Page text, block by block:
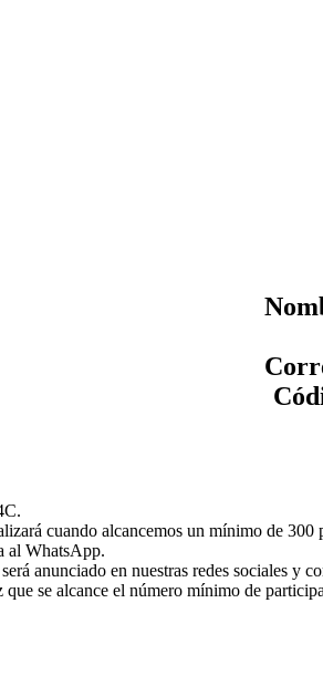
cuando alcancemos un mínimo de 300
al WhatsApp.
anunciado en nuestras redes sociales y
se alcance el número mínimo de